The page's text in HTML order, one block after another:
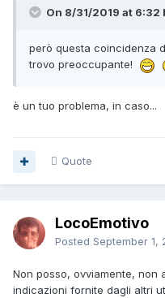
On 8/31/2019 at 6:32
però questa coincidenza
trovo preoccupante!
è un tuo problema, in caso...
Quote
LocoEmotivo
Posted September 1,
Non posso, ovviamente, non
indicazioni fornite dagli altri